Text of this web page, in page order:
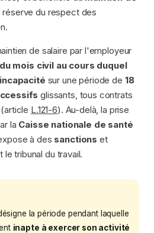
réserve du respect des
de salaire par l'employeur
mois civil au cours duquel
sur une période de 18
glissants, tous contrats
L.121-6). Au-delà, la prise
la Caisse nationale de santé
à des sanctions et
tribunal du travail.
la période pendant laquelle
inapte à exercer son activité